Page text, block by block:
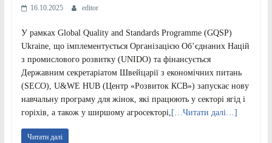
16.10.2025 editor
У рамках Global Quality and Standards Programme (GQSP)
Ukraine, що імплементується Організацією Об’єднаних Націй
з промислового розвитку (UNIDO) та фінансується
Державним секретаріатом Швейцарії з економічних питань
(SECO), U&WE HUB (Центр «Розвиток КСВ») запускає нову
навчальну програму для жінок, які працюють у секторі ягід і
горіхів, а також у ширшому агросекторі, […Читати далі…]
Читати далі